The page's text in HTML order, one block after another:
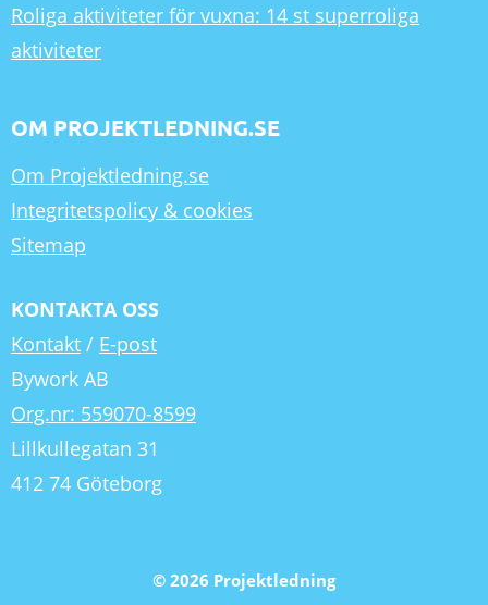
Roliga aktiviteter för vuxna: 14 st superroliga
aktiviteter
OM PROJEKTLEDNING.SE
Om Projektledning.se
Integritetspolicy & cookies
Sitemap
KONTAKTA OSS
Kontakt / E-post
Bywork AB
Org.nr: 559070-8599
Lillkullegatan 31
412 74 Göteborg
© 2026 Projektledning